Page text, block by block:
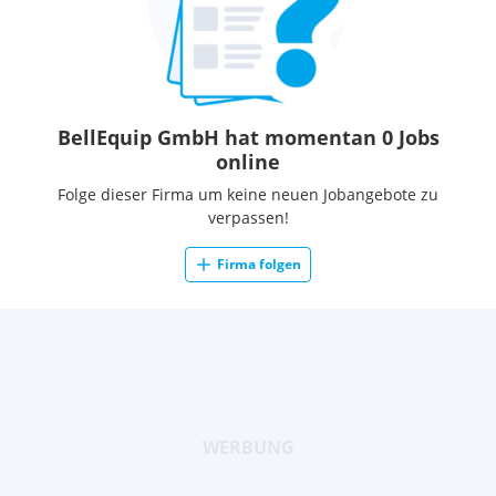
BellEquip GmbH hat momentan 0 Jobs
online
Folge dieser Firma um keine neuen Jobangebote zu
verpassen!
Firma folgen